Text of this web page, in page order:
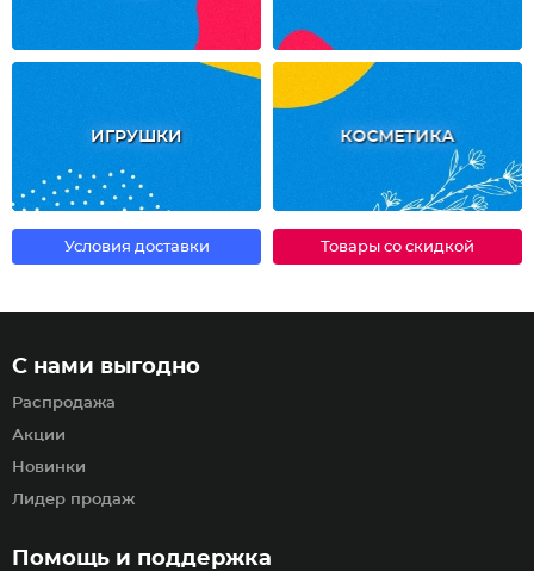
ИГРУШКИ КОСМЕТИКА
Условия доставки Товары со скидкой
Помощь и поддержка
С нами выгодно
Распродажа
Акции
Новинки
Лидер продаж